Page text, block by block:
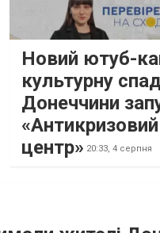
Новий ютуб-
культурну
Донеччини
центр» 20:33, 4 серпня